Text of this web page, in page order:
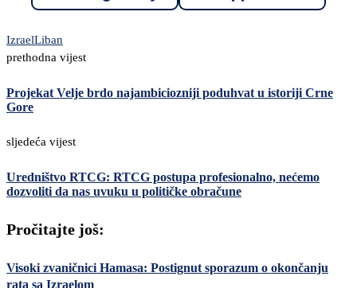
IzraelLiban
prethodna vijest
Projekat Velje brdo najambiciozniji poduhvat u istoriji Crne
Gore
sljedeća vijest
Uredništvo RTCG: RTCG postupa profesionalno, nećemo
dozvoliti da nas uvuku u političke obračune
Pročitajte još:
Visoki zvaničnici Hamasa: Postignut sporazum o okončanju
rata sa Izraelom